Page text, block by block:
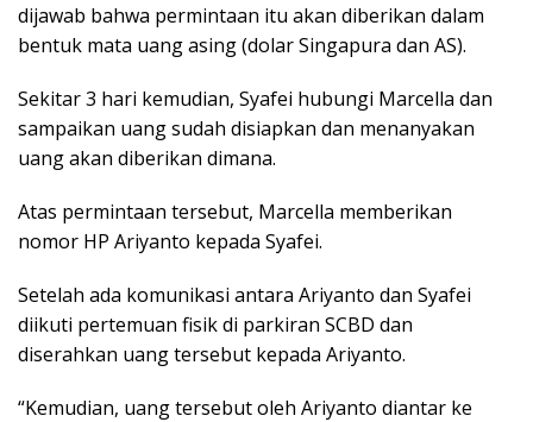
dijawab bahwa permintaan itu akan diberikan dalam
bentuk mata uang asing (dolar Singapura dan AS).
Sekitar 3 hari kemudian, Syafei hubungi Marcella dan
sampaikan uang sudah disiapkan dan menanyakan
uang akan diberikan dimana.
Atas permintaan tersebut, Marcella memberikan
nomor HP Ariyanto kepada Syafei.
Setelah ada komunikasi antara Ariyanto dan Syafei
diikuti pertemuan fisik di parkiran SCBD dan
diserahkan uang tersebut kepada Ariyanto.
“Kemudian, uang tersebut oleh Ariyanto diantar ke